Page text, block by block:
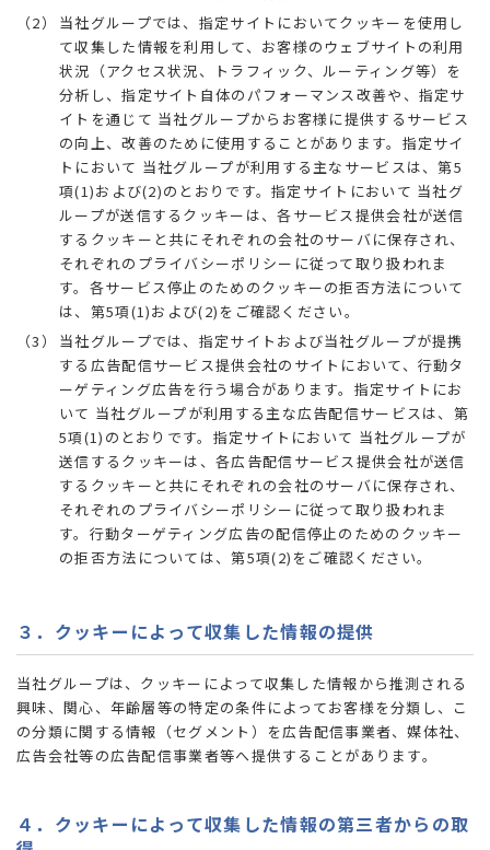
当社グループでは、指定サイトにおいてクッキーを使用し
て収集した情報を利用して、お客様のウェブサイトの利用
状況（アクセス状況、トラフィック、ルーティング等）を
分析し、指定サイト自体のパフォーマンス改善や、指定サ
イトを通じて 当社グループからお客様に提供するサービス
の向上、改善のために使用することがあります。指定サイ
トにおいて 当社グループが利用する主なサービスは、第5
項(1)および(2)のとおりです。指定サイトにおいて 当社グ
ループが送信するクッキーは、各サービス提供会社が送信
するクッキーと共にそれぞれの会社のサーバに保存され、
それぞれのプライバシーポリシーに従って取り扱われま
す。各サービス停止のためのクッキーの拒否方法について
は、第5項(1)および(2)をご確認ください。
当社グループでは、指定サイトおよび当社グループが提携
する広告配信サービス提供会社のサイトにおいて、行動タ
ーゲティング広告を行う場合があります。指定サイトにお
いて 当社グループが利用する主な広告配信サービスは、第
5項(1)のとおりです。指定サイトにおいて 当社グループが
送信するクッキーは、各広告配信サービス提供会社が送信
するクッキーと共にそれぞれの会社のサーバに保存され、
それぞれのプライバシーポリシーに従って取り扱われま
す。行動ターゲティング広告の配信停止のためのクッキー
の拒否方法については、第5項(2)をご確認ください。
３．クッキーによって収集した情報の提供
当社グループは、クッキーによって収集した情報から推測される
興味、関心、年齢層等の特定の条件によってお客様を分類し、こ
の分類に関する情報（セグメント）を広告配信事業者、媒体社、
広告会社等の広告配信事業者等へ提供することがあります。
４．クッキーによって収集した情報の第三者からの取